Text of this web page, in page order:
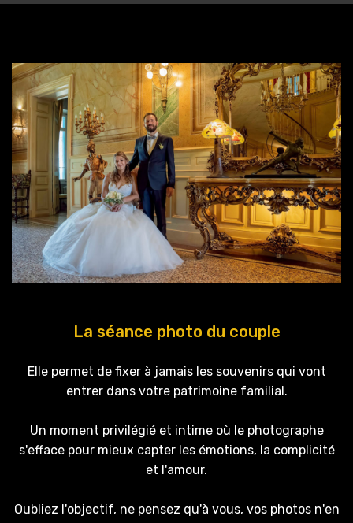
La séance photo du couple
Elle permet de fixer à jamais les souvenirs qui vont
entrer dans votre patrimoine familial.
Un moment privilégié et intime où le photographe
s'efface pour mieux capter les émotions, la complicité
et l'amour.
Oubliez l'objectif, ne pensez qu'à vous, vos photos n'en